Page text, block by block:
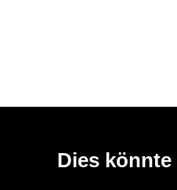
Dies